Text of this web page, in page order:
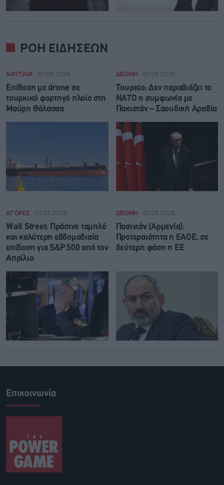
ΡΟΗ ΕΙΔΗΣΕΩΝ
ΝΑΥΤΙΛΙΑ 07.08.2026
Επίθεση με drone σε
τουρκικό φορτηγό πλοίο στη
Μαύρη Θάλασσα
ΔΙΕΘΝΗ 07.08.2026
Τουρκία: Δεν παραβιάζει το
ΝΑΤΟ η συμφωνία με
Πακιστάν – Σαουδική Αραβία
ΑΓΟΡΕΣ 07.08.2026
Wall Street: Πράσινο ταμπλό
και καλύτερη εβδομαδιαία
επίδοση για S&P 500 από τον
Απρίλιο
ΔΙΕΘΝΗ 07.08.2026
Πασινιάν (Αρμενία):
Προτεραιότητα η ΕΑΟΕ, σε
δεύτερη φάση η ΕΕ
Επικοινωνία